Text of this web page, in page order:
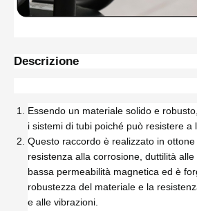
Descrizione
Essendo un materiale solido e
i sistemi di tubi poiché può resistere a
Questo raccordo è realizzato in
resistenza alla corrosione, duttilità
bassa permeabilità magnetica ed è
robustezza del materiale e la
e alle vibrazioni.